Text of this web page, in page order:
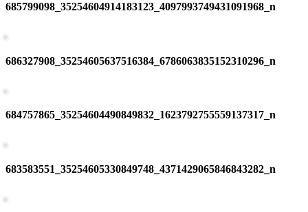
685799098_35254604914183123_4097993749431091968_n
686327908_35254605637516384_6786063835152310296_n
684757865_35254604490849832_1623792755559137317_n
683583551_35254605330849748_4371429065846843282_n